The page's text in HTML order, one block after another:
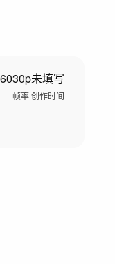
30p
帧率
未填写
创作时间